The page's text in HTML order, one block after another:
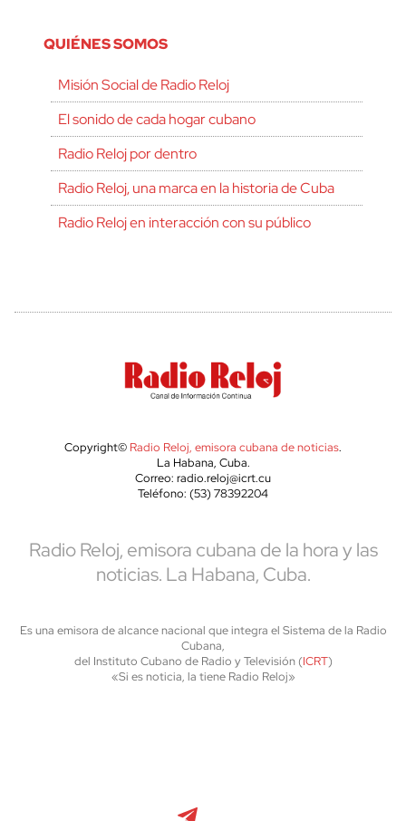
QUIÉNES SOMOS
Misión Social de Radio Reloj
El sonido de cada hogar cubano
Radio Reloj por dentro
Radio Reloj, una marca en la historia de Cuba
Radio Reloj en interacción con su público
Copyright© Radio Reloj, emisora cubana de noticias.
La Habana, Cuba.
Correo: radio.reloj@icrt.cu
Teléfono: (53) 78392204
Radio Reloj, emisora cubana de la hora y las
noticias. La Habana, Cuba.
Es una emisora de alcance nacional que integra el Sistema de la Radio
Cubana,
del Instituto Cubano de Radio y Televisión (ICRT)
«Si es noticia, la tiene Radio Reloj»